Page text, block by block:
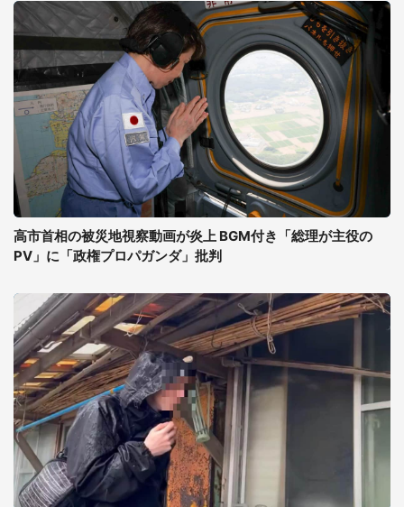
高市首相の被災地視察動画が炎上 BGM付き「総理が主役の
PV」に「政権プロパガンダ」批判